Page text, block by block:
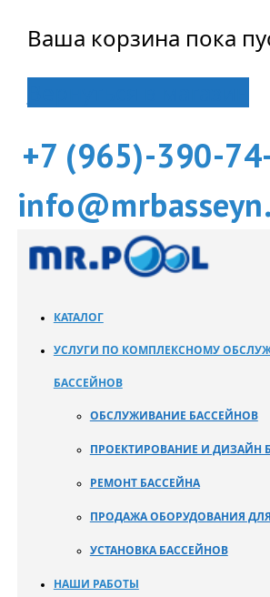
Ваша корзина пока
+7 (965)-390-
КАТАЛОГ
УСЛУГИ ПО КОМПЛЕКСНОМУ
БАССЕЙНОВ
ОБСЛУЖИВАНИЕ БАССЕЙНОВ
ПРОЕКТИРОВАНИЕ И ДИЗАЙН
РЕМОНТ БАССЕЙНА
ПРОДАЖА ОБОРУДОВАНИЯ
УСТАНОВКА БАССЕЙНОВ
НАШИ РАБОТЫ